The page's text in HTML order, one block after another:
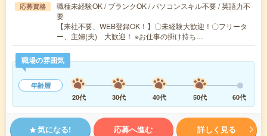
応募資格
職種未経験OK / ブランクOK / パソコンスキル不要 / 英語力不
要
【来社不要、WEB登録OK！】〇未経験大歓迎！〇フリータ
ー、主婦(夫) 大歓迎！ ※お仕事の掛け持ち…
職場の雰囲気
年齢層
20代
30代 40代 50代 60代
気になる! 応募へ進む 詳しく見る